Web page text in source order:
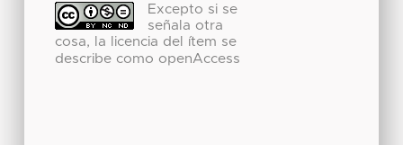
Excepto si se
señala otra
cosa, la licencia del ítem se
describe como openAccess